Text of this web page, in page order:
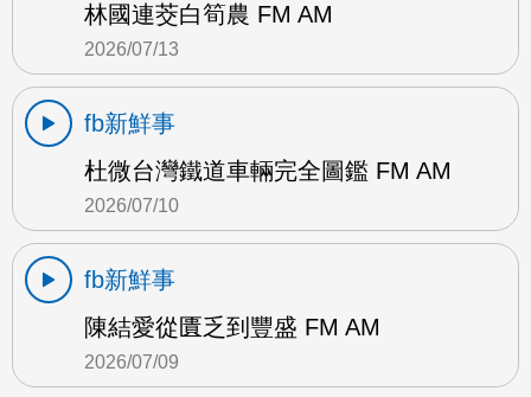
林國連茭白筍農 FM AM
2026/07/13
fb新鮮事
杜微台灣鐵道車輛完全圖鑑 FM AM
2026/07/10
fb新鮮事
陳結愛從匱乏到豐盛 FM AM
2026/07/09